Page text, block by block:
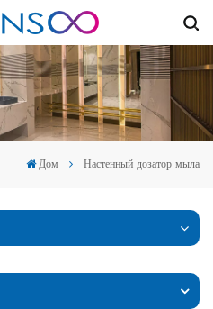
Дом Настенный дозатор мыла